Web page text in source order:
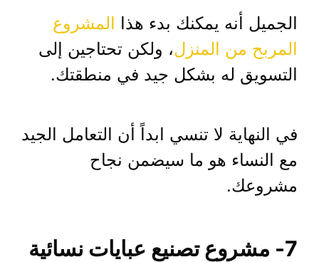
الجميل أنه يمكنك بدء هذا المشروع
المربح من المنزل، ولكن تحتاجين إلى
التسويق له بشكل جيد في منطقتك.
في النهاية لا تنسي ابداً أن التعامل الجيد
مع النساء هو ما سيضمن نجاح
مشروعك.
7- مشروع تصنيع عبايات نسائية